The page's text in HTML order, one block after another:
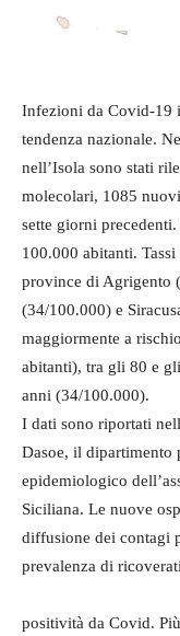
Infezioni da Covid-19
tendenza nazionale.
nell’Isola sono stati
molecolari, 1085
sette giorni
100.000 abitanti.
province di Agrigento
(34/100.000) e
maggiormente a
abitanti), tra gli 80 e
anni (34/100.000).
I dati sono riportati
Dasoe, il dipartimento
epidemiologico
Siciliana. Le nuove
diffusione dei contagi
prevalenza di
positività da Covid.